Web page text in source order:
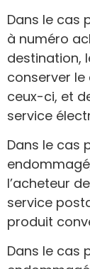
Dans le cas
à numéro
destination,
conserver
ceux-ci, et
service
Dans le cas
l’acheteur
service
produit
Dans le cas